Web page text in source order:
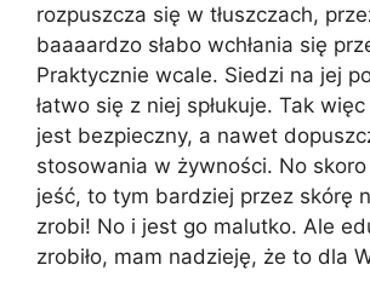
rozpuszcza się w tłuszczach,
baaaardzo słabo wchłania się
Praktycznie wcale. Siedzi na jej
łatwo się z niej spłukuje. Tak
jest bezpieczny, a nawet
stosowania w żywności. No
jeść, to tym bardziej przez skórę
zrobi! No i jest go malutko. Ale
zrobiło, mam nadzieję, że to dla